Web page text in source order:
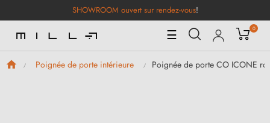
SHOWROOM ouvert sur rendez-vous!
Basculer
la
navigation
☰ 0
Poignée de porte intérieure Poignée de porte CO ICONE